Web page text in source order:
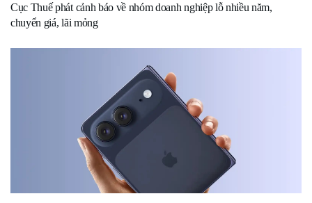
Cục Thuế phát cảnh báo về nhóm doanh nghiệp lỗ nhiều năm,
chuyển giá, lãi mỏng